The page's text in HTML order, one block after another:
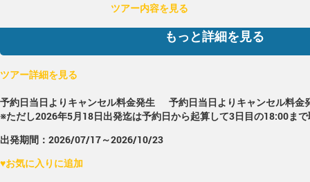
ツアー内容を見る
もっと詳細を見る
ツアー詳細を見る
予約日当日よりキャンセル料金発生
予約日当日よりキャンセル料金
※ただし2026年5月18日出発迄は予約日から起算して3日目の18:00ま
出発期間：2026/07/17～2026/10/23
♥お気に入りに追加